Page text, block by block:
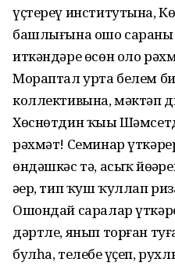
үҫтереү институтына,
башлығына ошо сараны
иткәндәре өсөн оло
Мораптал урта белем
коллективына, мәктәп
Хөснөтдин ҡыҙы
рәхмәт! Семинар
өндәшкәс тә, асыҡ
әҙер, тип ҡуш ҡуллап
Ошондай саралар
дәртле, янып торған
булһа, телебеҙ үҫеп,